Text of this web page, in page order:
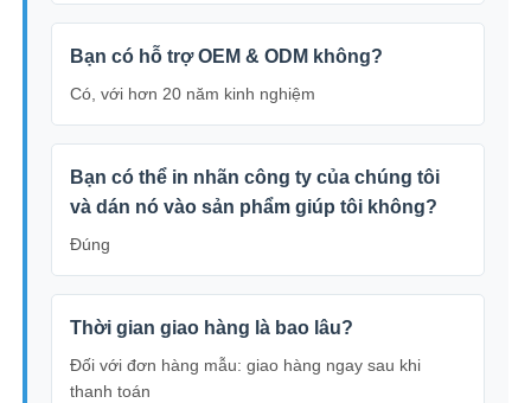
Bạn có hỗ trợ OEM & ODM không?
Có, với hơn 20 năm kinh nghiệm
Bạn có thể in nhãn công ty của chúng tôi
và dán nó vào sản phẩm giúp tôi không?
Đúng
Thời gian giao hàng là bao lâu?
Đối với đơn hàng mẫu: giao hàng ngay sau khi
thanh toán